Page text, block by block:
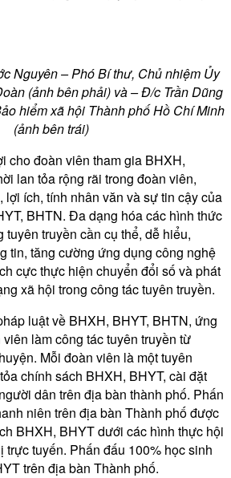
Nguyên – Phó Bí thư, Chủ nhiệm Ủy
(ảnh bên phải) và – Đ/c Trần Dũng
hiểm xã hội Thành phố Hồ Chí Minh
(ảnh bên trái)
cho đoàn viên tham gia BHXH,
lan tỏa rộng rãi trong đoàn viên,
lợi ích, tính nhân văn và sự tin cậy của
BHTN. Đa dạng hóa các hình thức
tuyên truyền cần cụ thể, dễ hiểu,
tin, tăng cường ứng dụng công nghệ
cực thực hiện chuyển đổi số và phát
xã hội trong công tác tuyên truyền.
luật về BHXH, BHYT, BHTN, ứng
làm công tác tuyên truyền từ
Mỗi đoàn viên là một tuyên
chính sách BHXH, BHYT, cài đặt
dân trên địa bàn thành phố. Phấn
niên trên địa bàn Thành phố được
BHXH, BHYT dưới các hình thực hội
trực tuyến. Phấn đấu 100% học sinh
trên địa bàn Thành phố.